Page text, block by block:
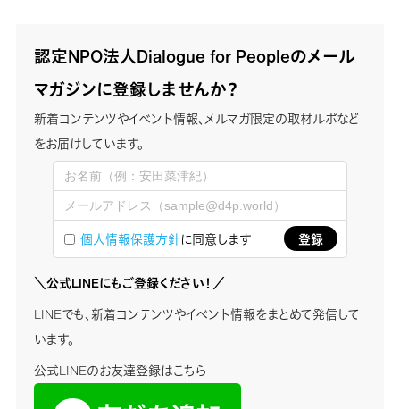
認定NPO法人Dialogue for Peopleのメール
マガジンに登録しませんか？
新着コンテンツやイベント情報、メルマガ限定の取材ルポなど
をお届けしています。
個人情報保護方針に同意します
＼公式LINEにもご登録ください！／
LINEでも、新着コンテンツやイベント情報をまとめて発信して
います。
公式LINEのお友達登録はこちら